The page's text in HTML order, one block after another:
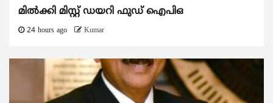
മിൽക്കി മിസ്റ്റ് ഡയറി ഫുഡ് ഐപിഒ
24 hours ago Kumar